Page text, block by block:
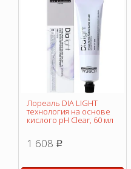
Лореаль DIA LIGHT
технология на основе
кислого pH Clear, 60 мл
1 608 p